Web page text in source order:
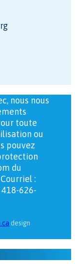
nous nous
toute
ou
pouvez
du
:
626-
design